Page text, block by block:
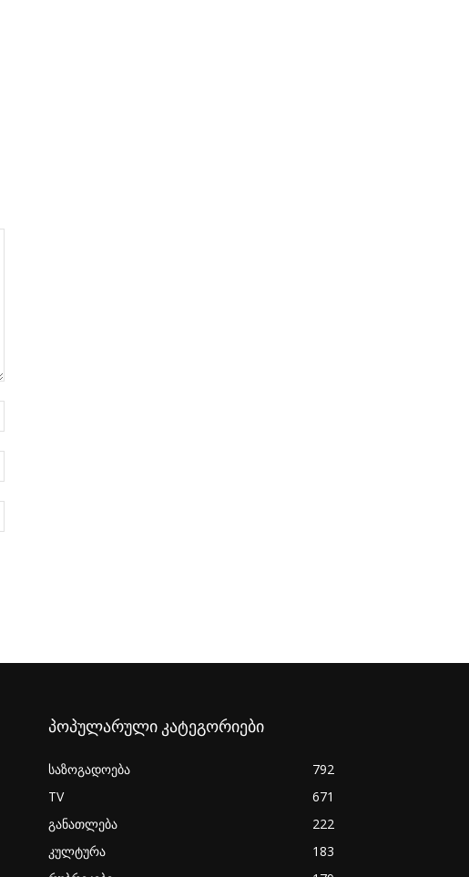
პოპულარული კატეგორიები
საზოგადოება
792
TV
671
განათლება
222
კულტურა
183